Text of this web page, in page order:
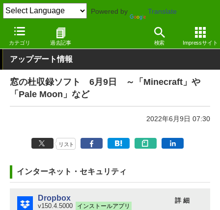
Powered by Translate
カテゴリ 過去記事 検索 Impressサイト
窓の杜 その他の話題 アップデート
アップデート情報
窓の杜収録ソフト 6月9日 ～「Minecraft」や
「Pale Moon」など
2022年6月9日 07:30
リスト
インターネット・セキュリティ
Dropbox
v150.4.5000 インストールアプリ
詳 細